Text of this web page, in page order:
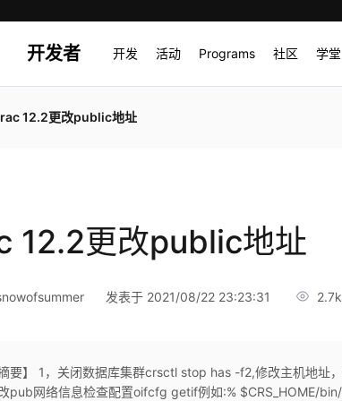
开发者 开发 活动 Programs 社区 学堂
rac 12.2更改public地址
12.2更改public地址
发表于 2021/08/22 23:23:31
摘要】 1，关闭数据库集群crsctl stop has -f2,修改主机地
pub网络信息检查配置oifcfg getif例如:% $CRS_HOME/